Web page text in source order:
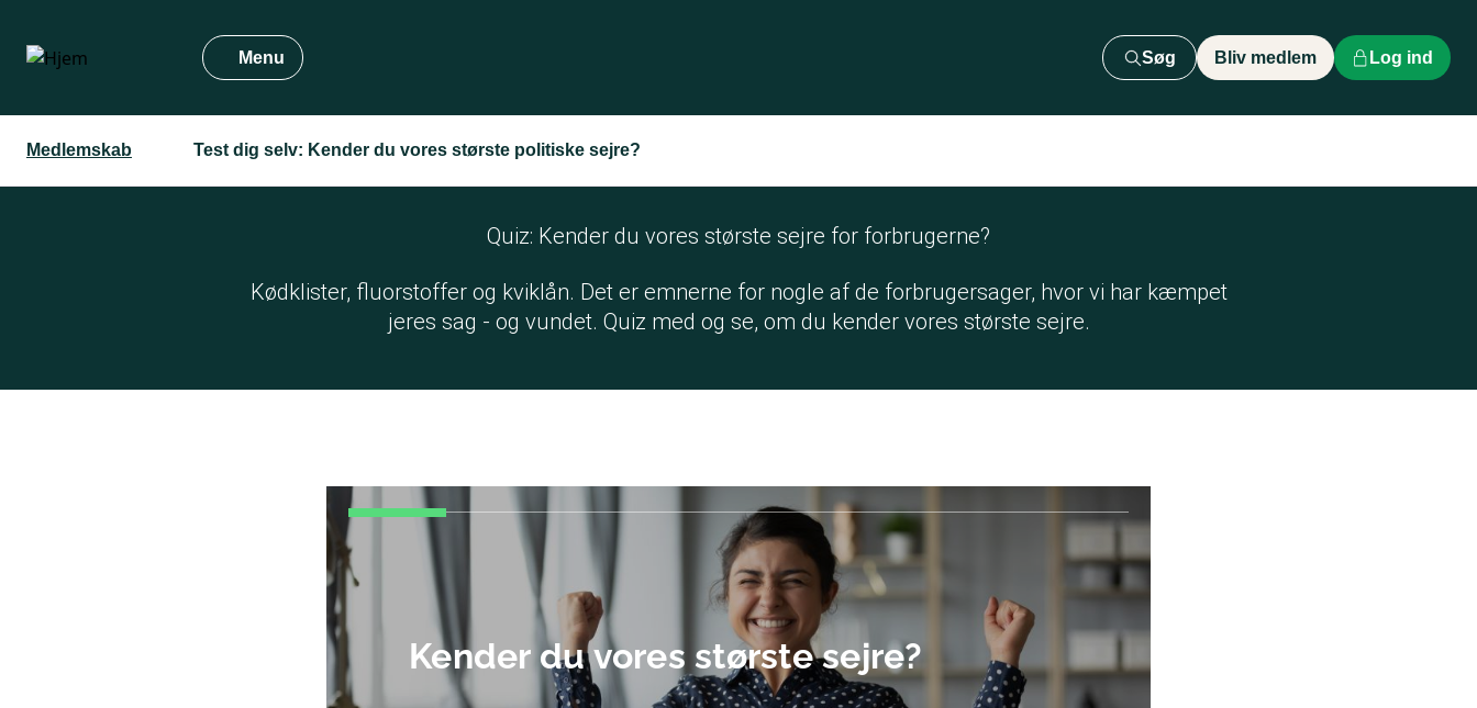
hovedindhold
Menu Søg Bliv medlem Log ind
Medlemskab Test dig selv: Kender du vores største politiske sejre?
Quiz: Kender du vores største sejre for forbrugerne?
Kødklister, fluorstoffer og kviklån. Det er emnerne for nogle af de forbrugersager, hvor vi har kæmpet
jeres sag - og vundet. Quiz med og se, om du kender vores største sejre.